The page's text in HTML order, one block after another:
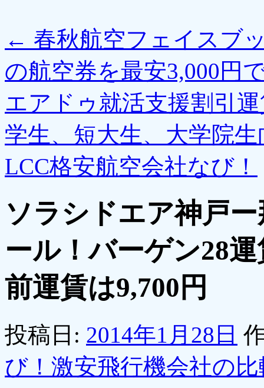
← 春秋航空フェイスブ
の航空券を最安3,000円
エアドゥ就活支援割引
学生、短大生、大学院
LCC格安航空会社なび！
ソラシドエア神戸
ール！バーゲン28
前運賃は9,700円
投稿日: 2014年1月28日
び！激安飛行機会社の